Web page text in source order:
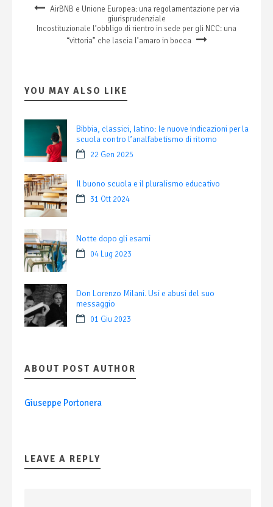
AirBNB e Unione Europea: una regolamentazione per via
giurisprudenziale
Incostituzionale l’obbligo di rientro in sede per gli NCC: una
“vittoria” che lascia l’amaro in bocca
YOU MAY ALSO LIKE
Bibbia, classici, latino: le nuove indicazioni per la
scuola contro l’analfabetismo di ritorno
22 Gen 2025
Il buono scuola e il pluralismo educativo
31 Ott 2024
Notte dopo gli esami
04 Lug 2023
Don Lorenzo Milani. Usi e abusi del suo
messaggio
01 Giu 2023
ABOUT POST AUTHOR
Giuseppe Portonera
LEAVE A REPLY